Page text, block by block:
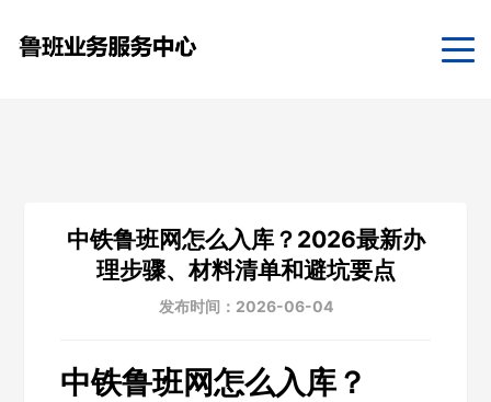
中铁鲁班网怎么入库？2026最新办
理步骤、材料清单和避坑要点
发布时间：2026-06-04
中铁鲁班网怎么入库？